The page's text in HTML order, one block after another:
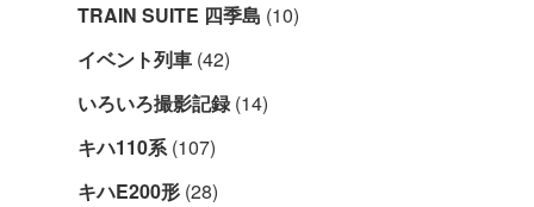
TRAIN SUITE 四季島 (10)
イベント列車 (42)
いろいろ撮影記録(14)
キハ110系(107)
キハE200形 (28)